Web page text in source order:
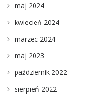
maj 2024
kwiecień 2024
marzec 2024
maj 2023
październik 2022
sierpień 2022